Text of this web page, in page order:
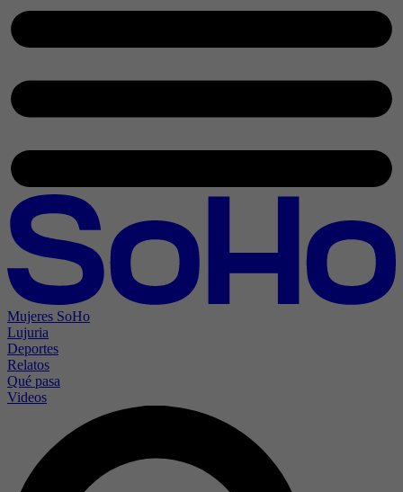
Mujeres SoHo
Lujuria
Deportes
Relatos
Qué pasa
Videos